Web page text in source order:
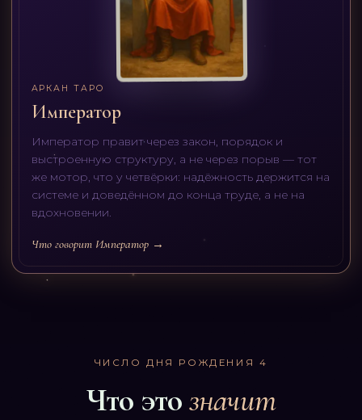
АРКАН ТАРО
Император
Император правит через закон, порядок и
выстроенную структуру, а не через порыв — тот
же мотор, что у четвёрки: надёжность держится на
системе и доведённом до конца труде, а не на
вдохновении.
Что говорит Император →
ЧИСЛО ДНЯ РОЖДЕНИЯ 4
Что этозначит